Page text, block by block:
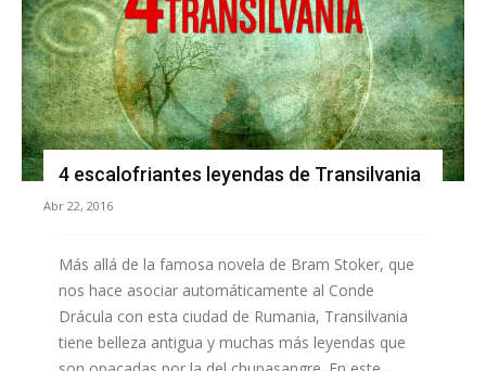
4 escalofriantes leyendas de Transilvania
Abr 22, 2016
Más allá de la famosa novela de Bram Stoker, que
nos hace asociar automáticamente al Conde
Drácula con esta ciudad de Rumania, Transilvania
tiene belleza antigua y muchas más leyendas que